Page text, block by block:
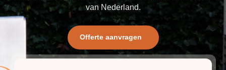
van Nederland.
Offerte aanvragen